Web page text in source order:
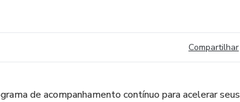
Compartilhar
de acompanhamento contínuo para acelerar seus